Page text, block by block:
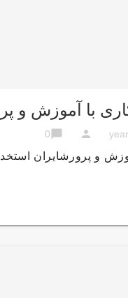
با آموزش و
person
chat_bubble
0
و پرورشایران